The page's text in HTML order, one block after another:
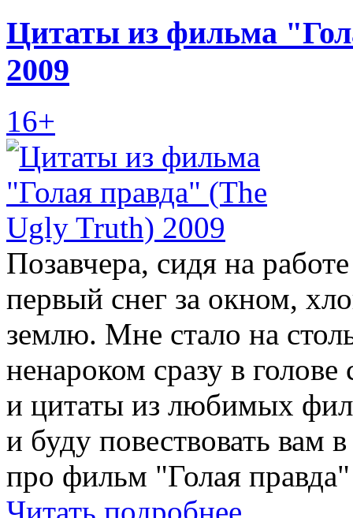
Цитаты из фильма
2009
16+
Позавчера, сидя на
первый снег за окном,
землю. Мне стало на
ненароком сразу в
и цитаты из любимых
и буду повествовать вам
про фильм "Голая
Читать подробнее